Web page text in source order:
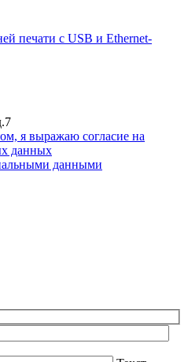
печати с USB и Ethernet-
я выражаю согласие на
данных
данными